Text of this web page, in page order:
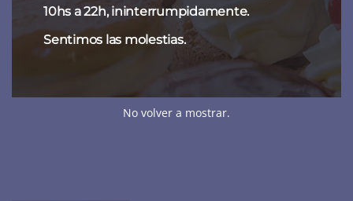
TRUFAS Y BOMBONES
10hs a 22h, ininterrumpidamente.
Sentimos las molestias.
No volver a mostrar.